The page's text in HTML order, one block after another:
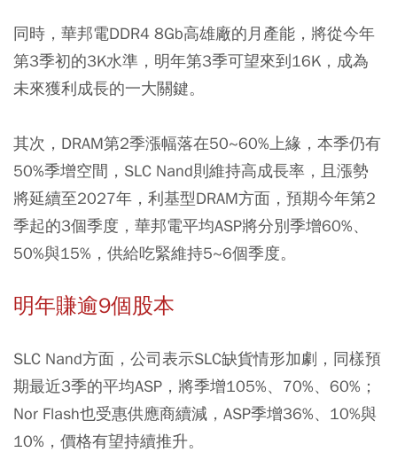
同時，華邦電DDR4 8Gb高雄廠的月產能，將從今年
第3季初的3K水準，明年第3季可望來到16K，成為
未來獲利成長的一大關鍵。
其次，DRAM第2季漲幅落在50~60%上緣，本季仍有
50%季增空間，SLC Nand則維持高成長率，且漲勢
將延續至2027年，利基型DRAM方面，預期今年第2
季起的3個季度，華邦電平均ASP將分別季增60%、
50%與15%，供給吃緊維持5~6個季度。
明年賺逾9個股本
SLC Nand方面，公司表示SLC缺貨情形加劇，同樣預
期最近3季的平均ASP，將季增105%、70%、60%；
Nor Flash也受惠供應商續減，ASP季增36%、10%與
10%，價格有望持續推升。